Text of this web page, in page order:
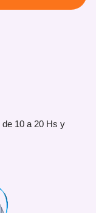
10 a 20 Hs y